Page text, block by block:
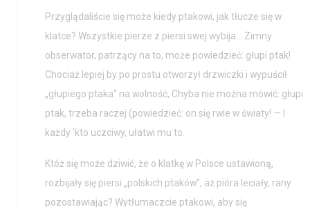
Przyglądaliście się może kiedy ptakowi, jak tłucze się w
klatce? Wszystkie pierze z piersi swej wybija… Zimny
obserwator, patrzący na to, może powiedzieć: głupi ptak!
Chociaż lepiej by po prostu otworzył drzwiczki i wypuścił
„głupiego ptaka” na wolność, Chyba nie można mówić: głupi
ptak, trzeba raczej (powiedzieć: on się rwie w światy! — I
każdy 'kto uczciwy, ułatwi mu to.
Któż się może dziwić, że o klatkę w Polsce ustawioną,
rozbijały się piersi „polskich ptaków”, aż pióra leciały, rany
pozostawiając? Wytłumaczcie ptakowi, aby się